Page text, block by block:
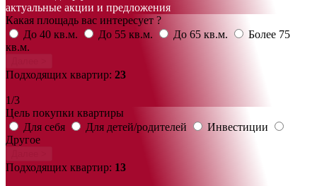
актуальные акции и предложения
Какая площадь вас интересует ?
До 40 кв.м.
До 55 кв.м. До 65 кв.м.
Более 75
кв.м.
Подходящих квартир: 23
1/3
Цель покупки квартиры
Для себя
Для детей/родителей
Инвестиции
Другое
Подходящих квартир: 13